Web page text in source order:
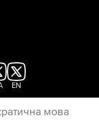
мова
EN